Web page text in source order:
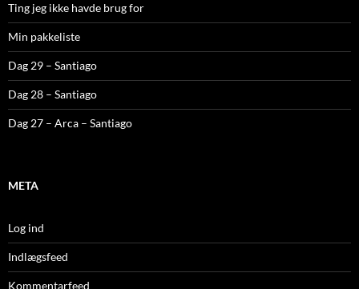
Ting jeg ikke havde brug for
Min pakkeliste
Dag 29 – Santiago
Dag 28 – Santiago
Dag 27 – Arca – Santiago
META
Log ind
Indlægsfeed
Kommentarfeed